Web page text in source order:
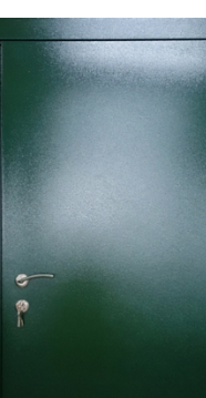
Тамбурные двери
Парадные двери
🔖 РАСПРОДАЖА